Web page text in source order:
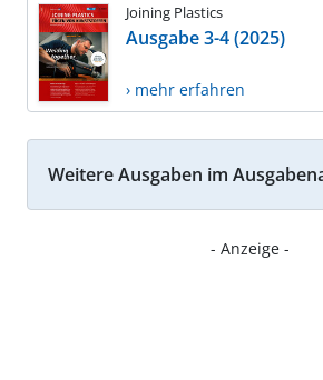
Joining Plastics
Ausgabe 3-4 (2025)
› mehr erfahren
Weitere Ausgaben im
- Anzeige -